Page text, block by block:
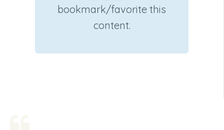
bookmark/favorite this
content.